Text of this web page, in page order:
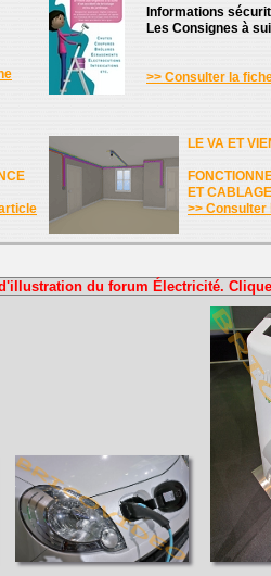
Informations
Les Consignes à
>> Consulter la
LE VA ET
ET CABLAGE
>> Consulter
du forum Électricité.